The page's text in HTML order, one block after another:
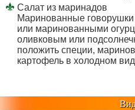
Салат из маринадов
Маринованные
или маринованными
оливковым или
положить специи,
картофель в холодном